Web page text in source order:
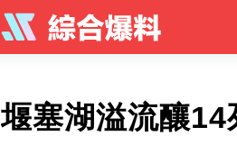
堰塞湖溢流釀14